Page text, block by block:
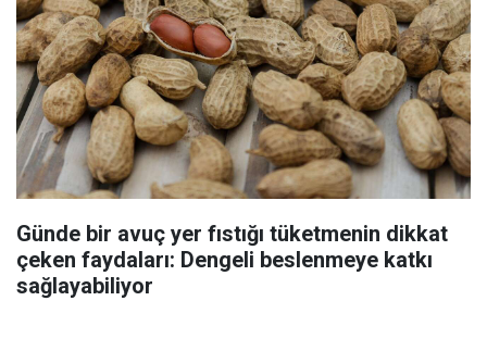
Günde bir avuç yer fıstığı tüketmenin dikkat
çeken faydaları: Dengeli beslenmeye katkı
sağlayabiliyor